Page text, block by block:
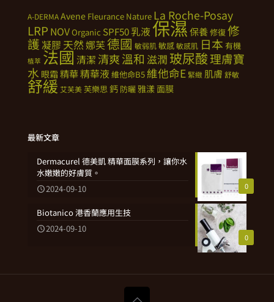
A-DERMAAvene Fleurance Nature La Roche-Posay
LRP NOVOrganic SPF50乳液 保濕保養修復修
護凝膠 天然娜芙德國 敏弱肌敏感敏感肌 日本 有機
植萃 法國清潔 清爽溫和 滋潤 玻尿酸理膚寶
水 眼霜 精華精華液 維他命B5 維他命E 緊緻 肌膚 舒敏
舒緩 艾芙美芙樂思鈣 防曬雅漾面膜
最新文章
0
Dermacurel 德美凱 精華面膜系列，讓你水
水嫩嫩的好膚質。
2024-09-10
0
Biotanico 港香蘭應用生技
2024-09-10